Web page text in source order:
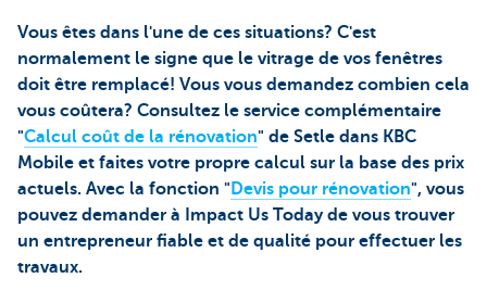
Vous êtes dans l'une de ces situations? C'est
normalement le signe que le vitrage de vos fenêtres
doit être remplacé! Vous vous demandez combien cela
vous coûtera? Consultez le service complémentaire
"Calcul coût de la rénovation" de Setle dans KBC
Mobile et faites votre propre calcul sur la base des prix
actuels. Avec la fonction " Devis pour rénovation", vous
pouvez demander à Impact Us Today de vous trouver
un entrepreneur fiable et de qualité pour effectuer les
travaux.